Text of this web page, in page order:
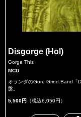
Disgorge (Hol)
Gorge This
MCD
オランダのGore Grind Band「
盤。
5,500円 （税込6,050円）